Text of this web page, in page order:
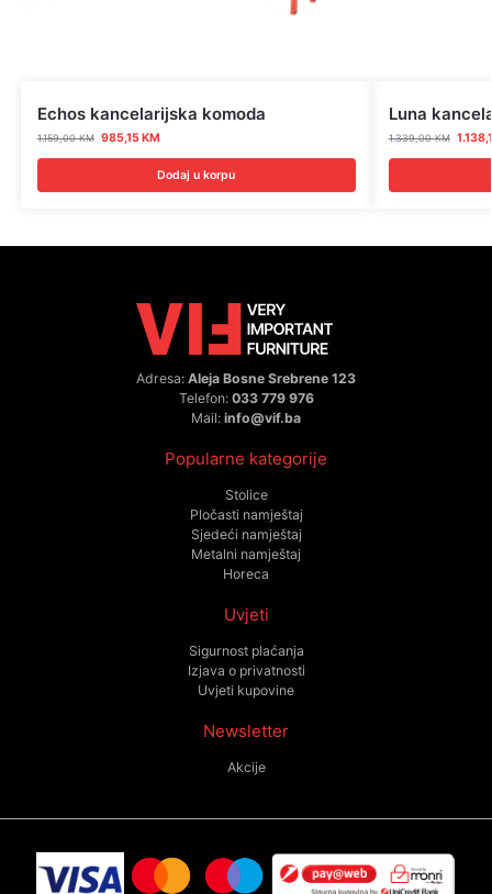
Echos kancelarijska komoda
1.159,00KM 985,15KM
Dodaj u korpu
Luna
1.339,00KM
Adresa: Aleja Bosne Srebrene 123
Telefon: 033 779 976
Mail: info@vif.ba
Popularne kategorije
Stolice
Pločasti namještaj
Sjedeći namještaj
Metalni namještaj
Horeca
Uvjeti
Sigurnost plaćanja
Izjava o privatnosti
Uvjeti kupovine
Newsletter
Akcije